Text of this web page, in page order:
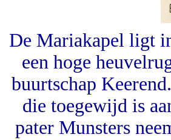
De Mariakapel ligt
een hoge
buurtschap
die toegewijd is
pater Munsters